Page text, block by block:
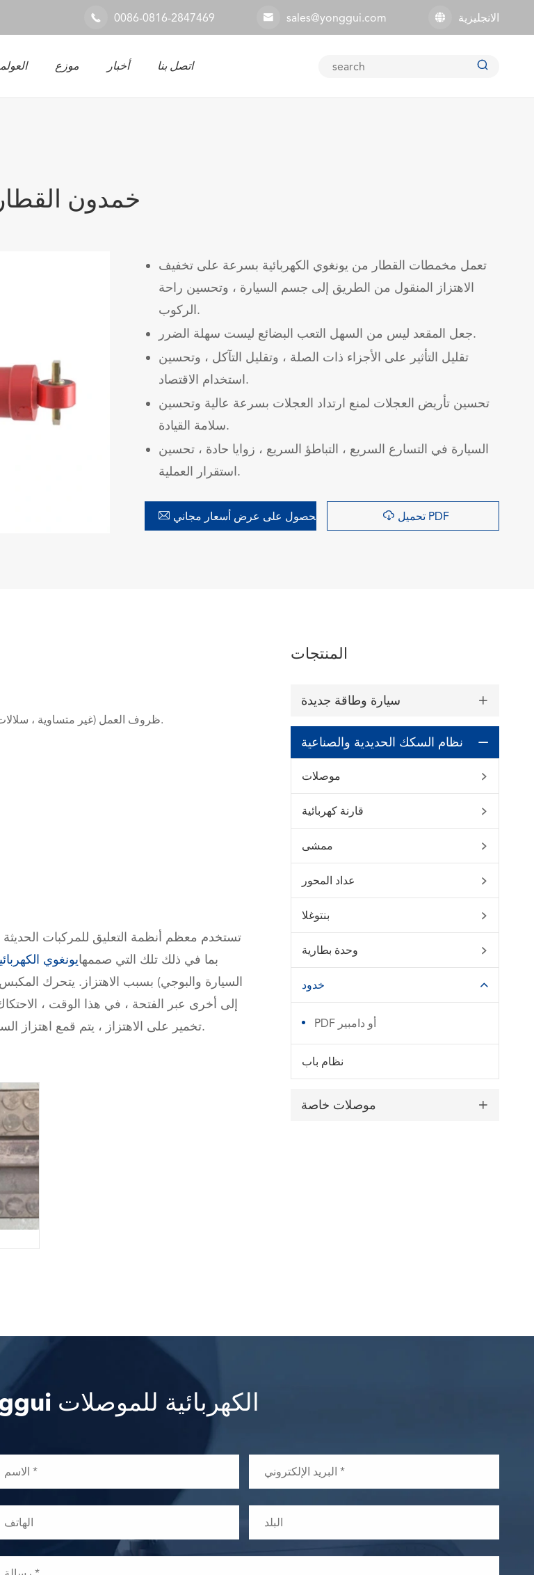
 0086-0816-2847469  sales@yonggui.com  الانجليزية
موزع أخبار اتصل بنا 
خمدون القطار
تعمل مخمطات القطار من يونغوي الكهربائية بسرعة على تخفيف
الاهتزاز المنقول من الطريق إلى جسم السيارة ، وتحسين راحة
الركوب.
جعل المقعد ليس من السهل التعب البضائع ليست سهلة الضرر.
تقليل التأثير على الأجزاء ذات الصلة ، وتقليل التآكل ، وتحسين
استخدام الاقتصاد.
تحسين تأريض العجلات لمنع ارتداد العجلات بسرعة عالية وتحسين
سلامة القيادة.
السيارة في التسارع السريع ، التباطؤ السريع ، زوايا حادة ، تحسين
استقرار العملية.
 الحصول على عرض أسعار مجاني  تحميل PDF
ظروف العمل (غير متساوية ، سلالات ، الانحناءات ، المفاصل ، المفاتيح ، عامل الأحماض والقلوية ، تأثير الحجر الطائر.
تستخدم معظم أنظمة التعليق للمركبات
بما في ذلك تلك التي صممهايونغوي
السيارة والبوجي) بسبب الاهتزاز. يتحرك
إلى أخرى عبر الفتحة ، في هذا الوقت ،
تخمير على الاهتزاز ، يتم قمع اهتزاز السيارة ، يتم تحويل طاقة الاهتزاز إلى طاقة حرارية ، تشع في الغلاف الجوي.
المنتجات
سيارة وطاقة جديدة 
نظام السكك الحديدية والصناعية 
موصلات 
قارنة كهربائية 
ممشى 
عداد المحور 
بنتوغلا 
وحدة بطارية 
خدود 
PDF أو دامبير
نظام باب
موصلات خاصة 
الاتصال Yonggui الكهربائية للموصلات